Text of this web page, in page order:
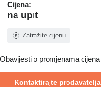
Cijena:
na upit
Zatražite cijenu
Obavijesti o promjenama cijena
Kontaktirajte prodavatelja